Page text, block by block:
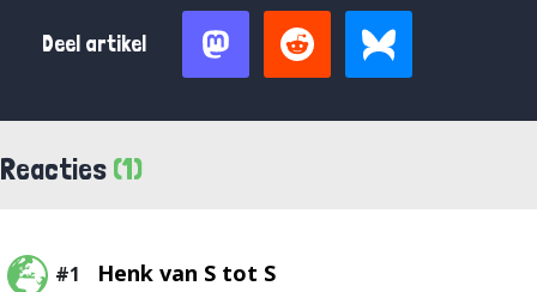
Deel artikel
Reacties (1)
#1 Henk van S tot S